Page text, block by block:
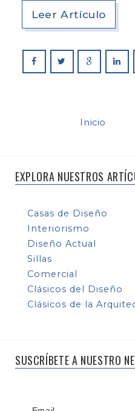
Leer Artículo
Inicio
EXPLORA NUESTROS
Casas de Diseño
Interiorismo
Diseño Actual
Sillas
Comercial
Clásicos del Diseño
Clásicos de la
SUSCRÍBETE A NUESTRO